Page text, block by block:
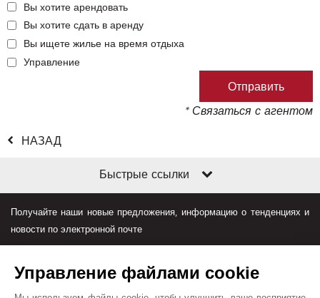
Вы хотите арендовать
Вы хотите сдать в аренду
Вы ищете жилье на время отдыха
Управление
* Связаться с агентом
НАЗАД
Быстрые ссылки
Получайте наши новые предложения, информацию о тенденциях и
новости по электронной почте
Управление файлами cookie